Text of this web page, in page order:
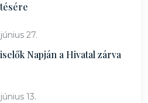
27.
Napján a Hivatal zárva
13.